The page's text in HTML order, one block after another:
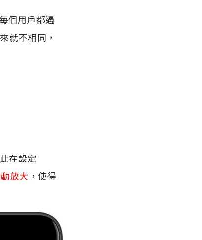
個用戶都遇
就不相同，
在設定
放大 ，使得